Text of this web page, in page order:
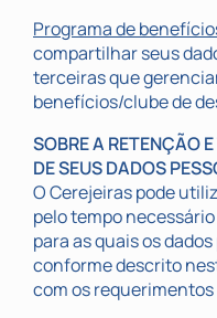
Programa de
compartilhar seus
terceiras que
benefícios/clube de
SOBRE A RETENÇÃO
DE SEUS DADOS
O Cerejeiras pode
pelo tempo
para as quais os
conforme descrito
com os